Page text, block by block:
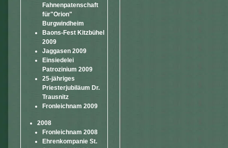
Fahnenpatenschaft
für"Orion"
Burgwindheim
Baons-Fest Kitzbühel
2009
Jaggasen 2009
Einsiedelei
Patrozinium 2009
25-jähriges
Priesterjubiläum Dr.
Trausnitz
Fronleichnam 2009
2008
Fronleichnam 2008
Ehrenkompanie St.